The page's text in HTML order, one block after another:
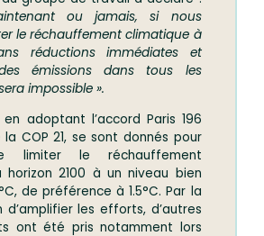
ou jamais, si nous
le réchauffement climatique à
réductions immédiates et
émissions dans tous les
impossible ».
adoptant l’accord Paris 196
COP 21, se sont donnés pour
limiter le réchauffement
horizon 2100 à un niveau bien
de préférence à 1.5°C. Par la
les efforts, d’autres
ont été pris notamment lors